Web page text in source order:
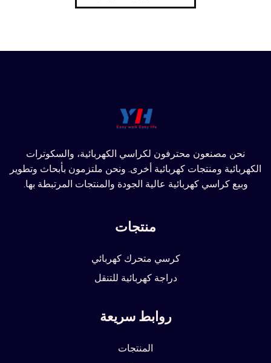
نحن مصنعون محترفون لكراسي الكهربائية، والسكوترات
الكهربائية ومنتجات كهربائية أخرى. ونحن ملتزمون بأبحاث وتطوير
وبيع كراسي كهربائية عالية الجودة والمنتجات المرتبطة بها.
منتجات
كرسي متحرك كهربائي
دراجة كهربائية للتنقل
روابط سريعة
المنتجات